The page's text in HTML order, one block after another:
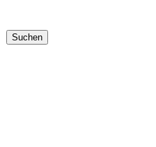
Suchen